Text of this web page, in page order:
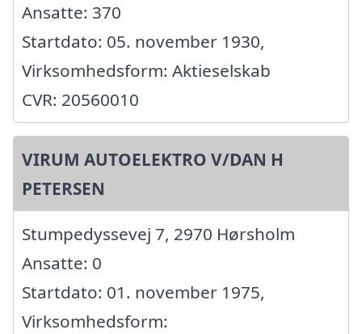
Ansatte: 370
Startdato: 05. november 1930,
Virksomhedsform: Aktieselskab
CVR: 20560010
VIRUM AUTOELEKTRO V/DAN H
PETERSEN
Stumpedyssevej 7, 2970 Hørsholm
Ansatte: 0
Startdato: 01. november 1975,
Virksomhedsform: